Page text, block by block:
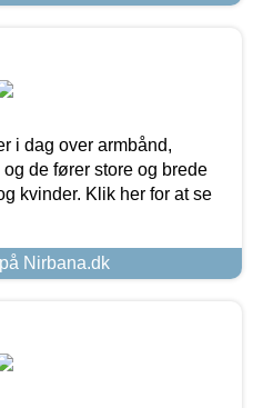
i dag over armbånd,
de fører store og brede
kvinder. Klik her for at se
Nirbana.dk